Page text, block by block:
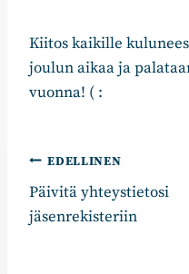
Kiitos kaikille
joulun aikaa ja
vuonna! ( :
Artikkelien
selaus
EDELLINEN
Päivitä yhteystietosi
jäsenrekisteriin